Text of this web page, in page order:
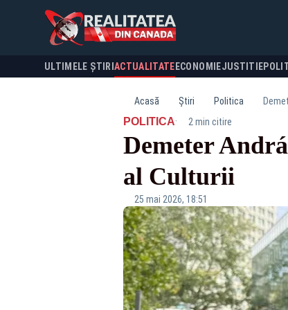
ULTIMELE ȘTIRI ACTUALITATE ECONOMIEJUSTITIE
Acasă Știri Politica
POLITICA· 2 min citire
Demeter
al Culturii
25 mai 2026, 18:51